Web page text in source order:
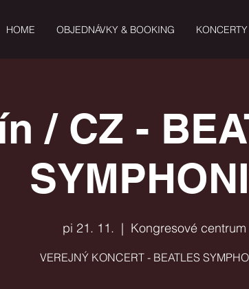
HOME OBJEDNÁVKY & BOOKING KONCERTY
/ CZ -
pi 21. 11.
  |
Kongresové centrum
VEREJNÝ KONCERT - BEATLES